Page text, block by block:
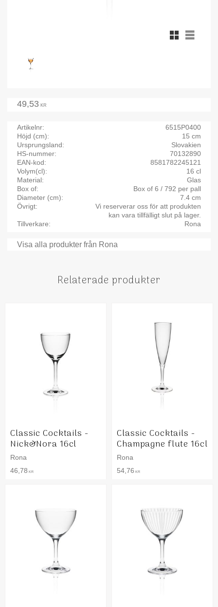
Rutnätsvy
Listvy
49,53 KR
Artikelnr
6515P0400
Höjd (cm)
15 cm
Ursprungsland
Slovakien
HS-nummer
70132890
EAN-kod
8581782245121
Volym(cl)
16 cl
Material
Glas
Box of
Box of 6 / 792 per pall
Diameter (cm)
7.4 cm
Övrigt
Vi reserverar oss för att produkten
kan vara tillfälligt slut på lager.
Tillverkare
Rona
Visa alla produkter från Rona
Relaterade produkter
Classic Cocktails -
Nick&Nora 16cl
Rona
46,78 KR
Classic Cocktails -
Champagne flute 16cl
Rona
54,76 KR